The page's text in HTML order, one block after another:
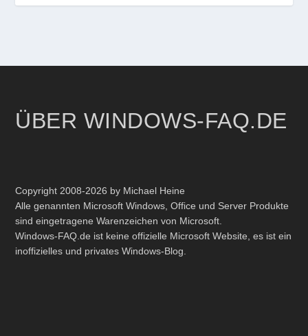
ÜBER WINDOWS-FAQ.DE
Copyright 2008-2026 by Michael Heine
Alle genannten Microsoft Windows, Office und Server Produkte
sind eingetragene Warenzeichen von Microsoft.
Windows-FAQ.de ist keine offizielle Microsoft Website, es ist ein
inoffizielles und privates Windows-Blog.